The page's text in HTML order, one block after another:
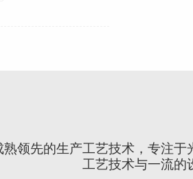
领先的生产工艺技术，专注
工艺技术与一流的